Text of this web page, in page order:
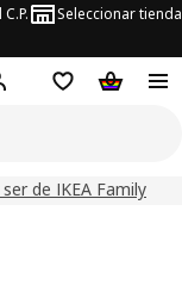
Seleccionar tienda
Iniciar sesión
Lista de deseos
Carrito
de IKEA Family